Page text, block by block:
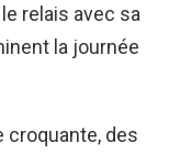
relais avec sa
la journée
croquante, des